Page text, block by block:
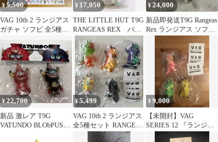
¥5,500
VAG 10th 2 ランジアス
ガチャ ソフビ 全5種セ
ット RANGEAS
¥ 17,050
THE LITTLE HUT T9G
RANGEAS REX パー
ルホワイト成型/金/緑
¥24,000
新品即発送T9G Rangeas
Rex ランジアス ソフビ
¥22,700
新品 激レア T9G
VATUNDO BLObPUS
¥5,499
VAG 10th 2 ランジアス
全5種セット RANGEAS
¥9,000
【未開封】VAG
SERIES 12 『ランジア